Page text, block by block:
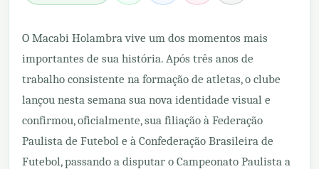
O Macabi Holambra vive um dos momentos mais
importantes de sua história. Após três anos de
trabalho consistente na formação de atletas, o clube
lançou nesta semana sua nova identidade visual e
confirmou, oficialmente, sua filiação à Federação
Paulista de Futebol e à Confederação Brasileira de
Futebol, passando a disputar o Campeonato Paulista a